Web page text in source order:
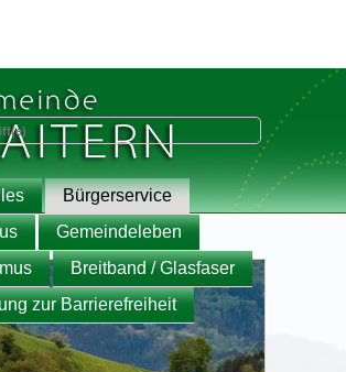
Bürgerservice
Gemeindeleben
Breitband / Glasfaser
zur Barrierefreiheit